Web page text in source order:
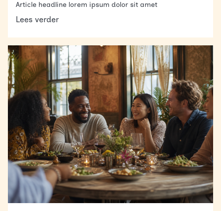
Article headline lorem ipsum dolor sit amet
Lees verder
Read more about Article headline lorem ipsum dolor sit